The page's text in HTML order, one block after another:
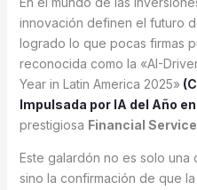
innovación definen el futuro
logrado lo que pocas firmas
reconocida como la «AI-
Year in Latin America 2025»
Impulsada por IA del Año
prestigiosa Financial
Este galardón no es solo una
sino la confirmación de que